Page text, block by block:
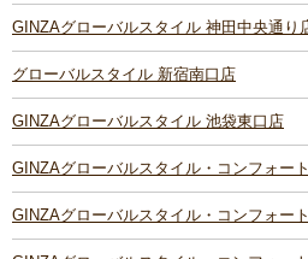
GINZAグローバルスタイル 神田中央通り
グローバルスタイル 新宿南口店
GINZAグローバルスタイル 池袋東口店
GINZAグローバルスタイル・コンフォー
GINZAグローバルスタイル・コンフォー